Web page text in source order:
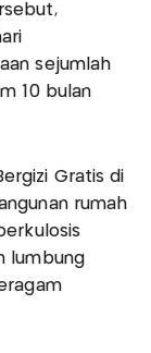
sejumlah
10 bulan
Gratis di
rumah
lumbung